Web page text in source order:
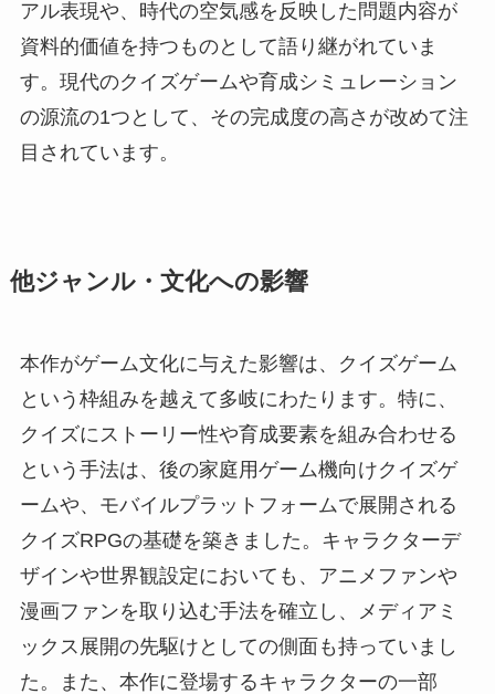
アル表現や、時代の空気感を反映した問題内容が
資料的価値を持つものとして語り継がれていま
す。現代のクイズゲームや育成シミュレーション
の源流の1つとして、その完成度の高さが改めて注
目されています。
他ジャンル・文化への影響
本作がゲーム文化に与えた影響は、クイズゲーム
という枠組みを越えて多岐にわたります。特に、
クイズにストーリー性や育成要素を組み合わせる
という手法は、後の家庭用ゲーム機向けクイズゲ
ームや、モバイルプラットフォームで展開される
クイズRPGの基礎を築きました。キャラクターデ
ザインや世界観設定においても、アニメファンや
漫画ファンを取り込む手法を確立し、メディアミ
ックス展開の先駆けとしての側面も持っていまし
た。また、本作に登場するキャラクターの一部